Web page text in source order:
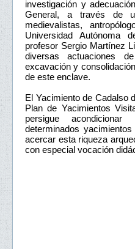
investigación y
General, a través de
medievalistas,
Universidad Autónoma
profesor Sergio Martínez
diversas actuaciones
excavación y
de este enclave.
El Yacimiento de Cadalso
Plan de Yacimientos
persigue
determinados
acercar esta riqueza
con especial vocación